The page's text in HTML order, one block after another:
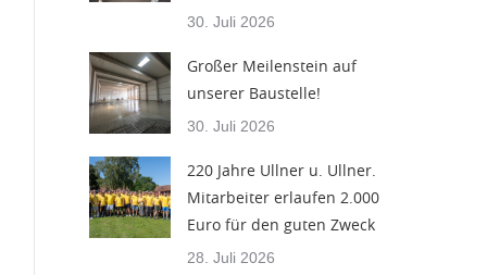
30. Juli 2026
Großer Meilenstein auf
unserer Baustelle!
30. Juli 2026
220 Jahre Ullner u. Ullner.
Mitarbeiter erlaufen 2.000
Euro für den guten Zweck
28. Juli 2026